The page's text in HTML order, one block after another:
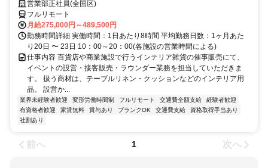
営業部正社員(全国区)
フルリモート
月給275,000円～489,500円
勤務時間詳細 実働時間：1日あたり8時間 平均勤務日数：1ヶ月あた
り20日 〜 23日 10：00～20：00(各施設の営業時間による)
仕事内容 百貨店や商業施設で行うインテリア雑貨の催事販売にて、
イベントの設営・接客販売・ラウンダー業務を担当していただきま
す。 扱う商材は、テーブルリネン・クッションなどのインテリア用
品。 設営か...
業界未経験者歓迎 変形労働時間制 フルリモート 交通費全額支給
経験者歓迎
有資格者歓迎
家賃無料 賞与あり ブランクOK 交通費支給
資格取得手当あり
社割あり
前へ 1 次へ